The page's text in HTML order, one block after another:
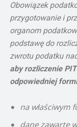
Obowiązek
przygotowanie i
organom
podstawę do
zwrotu podatku
aby rozliczenie
odpowiedniej
na właściwym
dane zawarte